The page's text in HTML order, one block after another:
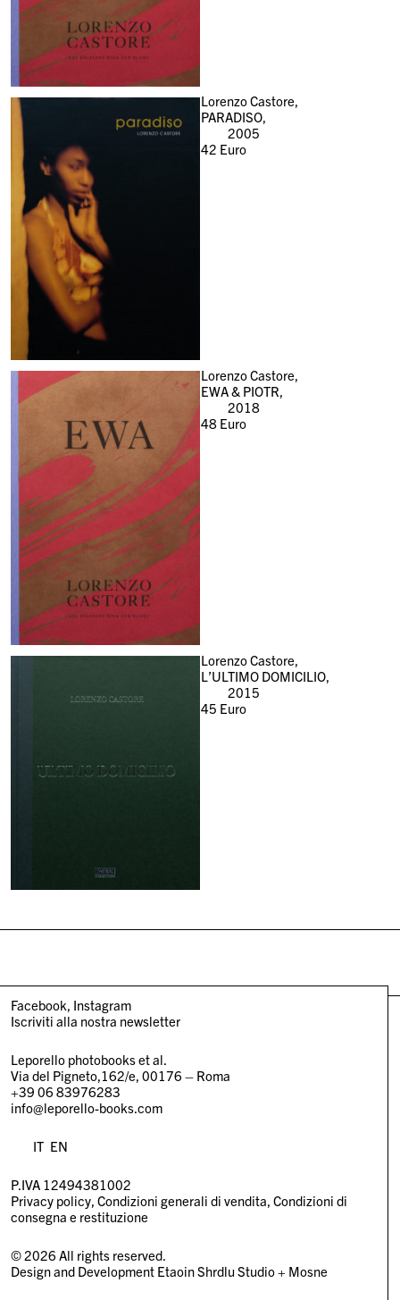
Lorenzo Castore,
PARADISO,
2005
42 Euro
Lorenzo Castore,
EWA & PIOTR,
2018
48Euro
Lorenzo Castore,
L’ULTIMO DOMICILIO,
2015
45 Euro
Facebook Instagram
Iscriviti alla nostra newsletter
Leporello photobooks et al.
Via del Pigneto,162/e, 00176 – Roma
+39 06 83976283
info@leporello-books.com
IT EN
P.IVA 12494381002
Privacy policy Condizioni generali di vendita Condizioni di
consegna e restituzione
© 2026 All rights reserved.
Design and Development Etaoin Shrdlu Studio+ Mosne